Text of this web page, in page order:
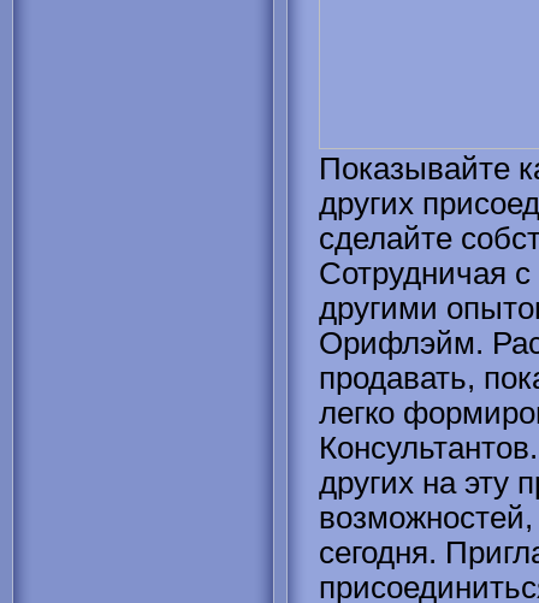
Показывайте
других
сделайте
Сотрудничая
другими
Орифлэйм.
продавать,
легко
других на эту
сегодня.